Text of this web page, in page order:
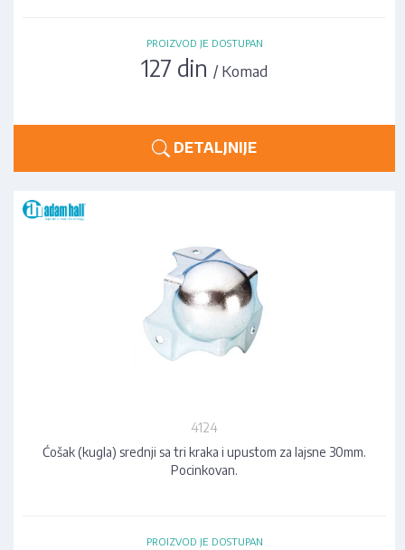
PROIZVOD JE DOSTUPAN
127 din / Komad
DETALJNIJE
4124
Ćošak (kugla) srednji sa tri kraka i upustom za lajsne 30mm.
Pocinkovan.
PROIZVOD JE DOSTUPAN